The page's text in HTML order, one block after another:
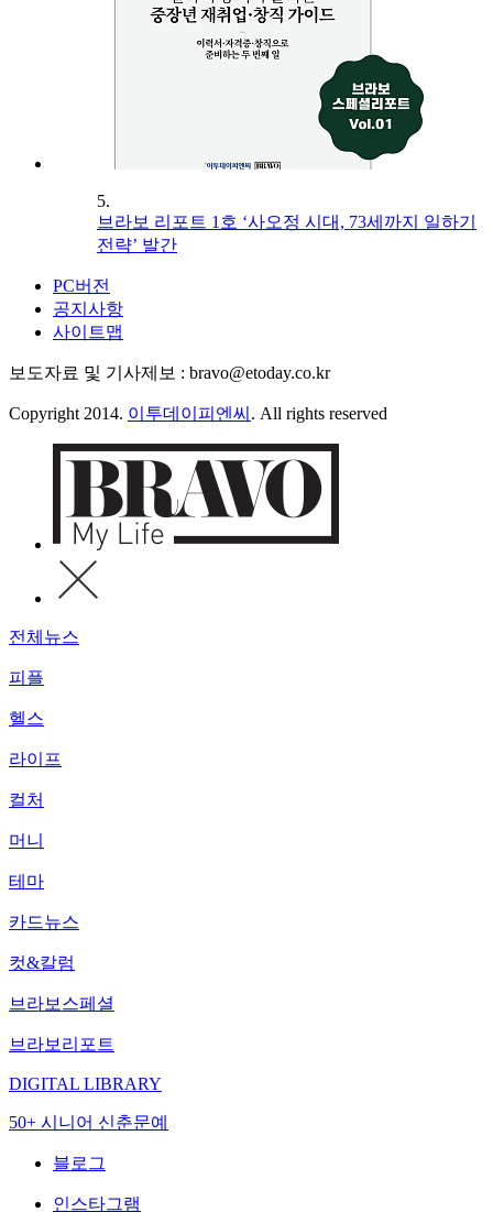
5.
브라보 리포트 1호 ‘사오정 시대, 73세까지 일하기
전략’ 발간
PC버전
공지사항
사이트맵
보도자료 및 기사제보 : bravo@etoday.co.kr
Copyright 2014. 이투데이피엔씨 . All rights reserved
전체뉴스
피플
헬스
라이프
컬처
머니
테마
카드뉴스
컷&칼럼
브라보스페셜
브라보리포트
DIGITAL LIBRARY
50+ 시니어 신춘문예
블로그
인스타그램